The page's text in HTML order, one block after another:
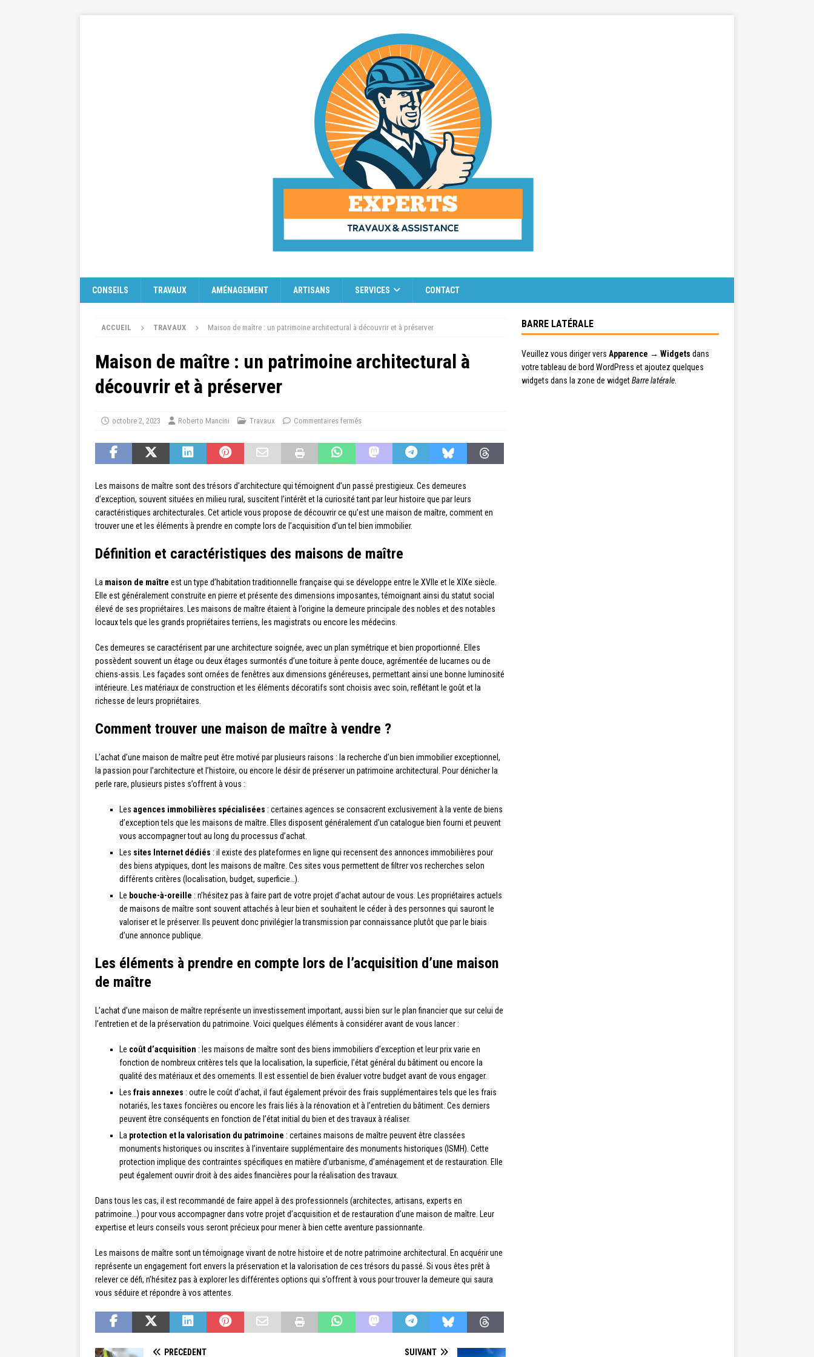
CONSEILS TRAVAUX AMÉNAGEMENT ARTISANS SERVICES CONTACT
ACCUEIL TRAVAUX Maison de maître : un patrimoine architectural à découvrir et à préserver
Maison de maître : un patrimoine architectural à
découvrir et à préserver
octobre 2, 2023 Roberto Mancini Travaux Commentaires fermés
Les maisons de maître sont des trésors d’architecture qui témoignent d’un passé prestigieux. Ces demeures
d’exception, souvent situées en milieu rural, suscitent l’intérêt et la curiosité tant par leur histoire que par leurs
caractéristiques architecturales. Cet article vous propose de découvrir ce qu’est une maison de maître, comment en
trouver une et les éléments à prendre en compte lors de l’acquisition d’un tel bien immobilier.
Définition et caractéristiques des maisons de maître
La maison de maître est un type d’habitation traditionnelle française qui se développe entre le XVIIe et le XIXe siècle.
Elle est généralement construite en pierre et présente des dimensions imposantes, témoignant ainsi du statut social
élevé de ses propriétaires. Les maisons de maître étaient à l’origine la demeure principale des nobles et des notables
locaux tels que les grands propriétaires terriens, les magistrats ou encore les médecins.
Ces demeures se caractérisent par une architecture soignée, avec un plan symétrique et bien proportionné. Elles
possèdent souvent un étage ou deux étages surmontés d’une toiture à pente douce, agrémentée de lucarnes ou de
chiens-assis. Les façades sont ornées de fenêtres aux dimensions généreuses, permettant ainsi une bonne luminosité
intérieure. Les matériaux de construction et les éléments décoratifs sont choisis avec soin, reflétant le goût et la
richesse de leurs propriétaires.
Comment trouver une maison de maître à vendre ?
L’achat d’une maison de maître peut être motivé par plusieurs raisons : la recherche d’un bien immobilier exceptionnel,
la passion pour l’architecture et l’histoire, ou encore le désir de préserver un patrimoine architectural. Pour dénicher la
perle rare, plusieurs pistes s’offrent à vous :
Les agences immobilières spécialisées : certaines agences se consacrent exclusivement à la vente de biens
d’exception tels que les maisons de maître. Elles disposent généralement d’un catalogue bien fourni et peuvent
vous accompagner tout au long du processus d’achat.
Les sites Internet dédiés : il existe des plateformes en ligne qui recensent des annonces immobilières pour
des biens atypiques, dont les maisons de maître. Ces sites vous permettent de filtrer vos recherches selon
différents critères (localisation, budget, superficie…).
Le bouche-à-oreille : n’hésitez pas à faire part de votre projet d’achat autour de vous. Les propriétaires actuels
de maisons de maître sont souvent attachés à leur bien et souhaitent le céder à des personnes qui sauront le
valoriser et le préserver. Ils peuvent donc privilégier la transmission par connaissance plutôt que par le biais
d’une annonce publique.
Les éléments à prendre en compte lors de l’acquisition d’une maison
de maître
L’achat d’une maison de maître représente un investissement important, aussi bien sur le plan financier que sur celui de
l’entretien et de la préservation du patrimoine. Voici quelques éléments à considérer avant de vous lancer :
Le coût d’acquisition : les maisons de maître sont des biens immobiliers d’exception et leur prix varie en
fonction de nombreux critères tels que la localisation, la superficie, l’état général du bâtiment ou encore la
qualité des matériaux et des ornements. Il est essentiel de bien évaluer votre budget avant de vous engager.
Les frais annexes : outre le coût d’achat, il faut également prévoir des frais supplémentaires tels que les frais
notariés, les taxes foncières ou encore les frais liés à la rénovation et à l’entretien du bâtiment. Ces derniers
peuvent être conséquents en fonction de l’état initial du bien et des travaux à réaliser.
La protection et la valorisation du patrimoine : certaines maisons de maître peuvent être classées
monuments historiques ou inscrites à l’inventaire supplémentaire des monuments historiques (ISMH). Cette
protection implique des contraintes spécifiques en matière d’urbanisme, d’aménagement et de restauration. Elle
peut également ouvrir droit à des aides financières pour la réalisation des travaux.
Dans tous les cas, il est recommandé de faire appel à des professionnels (architectes, artisans, experts en
patrimoine…) pour vous accompagner dans votre projet d’acquisition et de restauration d’une maison de maître. Leur
expertise et leurs conseils vous seront précieux pour mener à bien cette aventure passionnante.
Les maisons de maître sont un témoignage vivant de notre histoire et de notre patrimoine architectural. En acquérir une
représente un engagement fort envers la préservation et la valorisation de ces trésors du passé. Si vous êtes prêt à
relever ce défi, n’hésitez pas à explorer les différentes options qui s’offrent à vous pour trouver la demeure qui saura
vous séduire et répondre à vos attentes.
PRÉCÉDENT SUIVANT
BARRE LATÉRALE
Veuillez vous diriger vers Apparence → Widgets dans
votre tableau de bord WordPress et ajoutez quelques
widgets dans la zone de widgetBarre latérale.